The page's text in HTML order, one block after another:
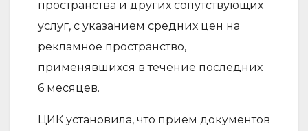
пространства и других сопутствующих
услуг, с указанием средних цен на
рекламное пространство,
применявшихся в течение последних
6 месяцев.
ЦИК установила, что прием документов